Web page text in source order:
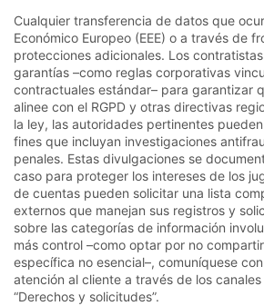
Cualquier transferencia de datos que
Económico Europeo (EEE) o a través de
protecciones adicionales. Los
garantías –como reglas corporativas
contractuales estándar– para garantizar
alinee con el RGPD y otras directivas
la ley, las autoridades pertinentes
fines que incluyan investigaciones
penales. Estas divulgaciones se
caso para proteger los intereses de los
de cuentas pueden solicitar una lista
externos que manejan sus registros y
sobre las categorías de información
más control –como optar por no
específica no esencial–, comuníquese
atención al cliente a través de los
“Derechos y solicitudes”.